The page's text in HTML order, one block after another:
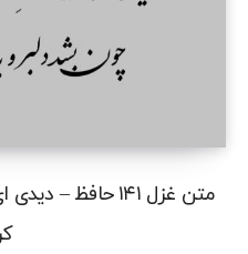
متن غزل ۱۴۱